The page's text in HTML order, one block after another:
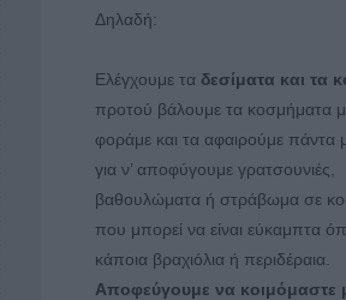
Δηλαδή:
Ελέγχουμε τα δεσίματα και τα
προτού βάλουμε τα κοσμήματα
φοράμε και τα αφαιρούμε πάντα
για ν’ αποφύγουμε γρατσουνιές,
βαθουλώματα ή στράβωμα σε
που μπορεί να είναι εύκαμπτα
κάποια βραχιόλια ή περιδέραια.
Αποφεύγουμε να κοιμόμαστε